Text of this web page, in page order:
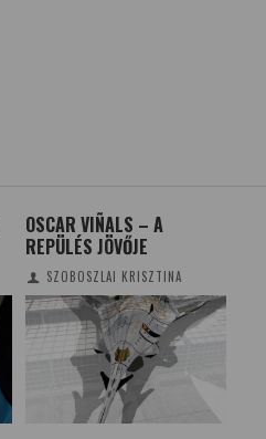
OSCAR VIÑALS – A
REPÜLÉS JÖVŐJE
SZOBOSZLAI KRISZTINA